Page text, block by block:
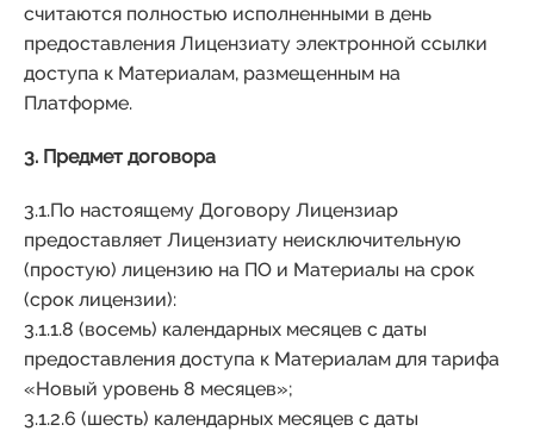
считаются полностью исполненными в день
предоставления Лицензиату электронной ссылки
доступа к Материалам, размещенным на
Платформе.
3. Предмет договора
3.1.По настоящему Договору Лицензиар
предоставляет Лицензиату неисключительную
(простую) лицензию на ПО и Материалы на срок
(срок лицензии):
3.1.1.8 (восемь) календарных месяцев с даты
предоставления доступа к Материалам для тарифа
«Новый уровень 8 месяцев»;
3.1.2.6 (шесть) календарных месяцев с даты